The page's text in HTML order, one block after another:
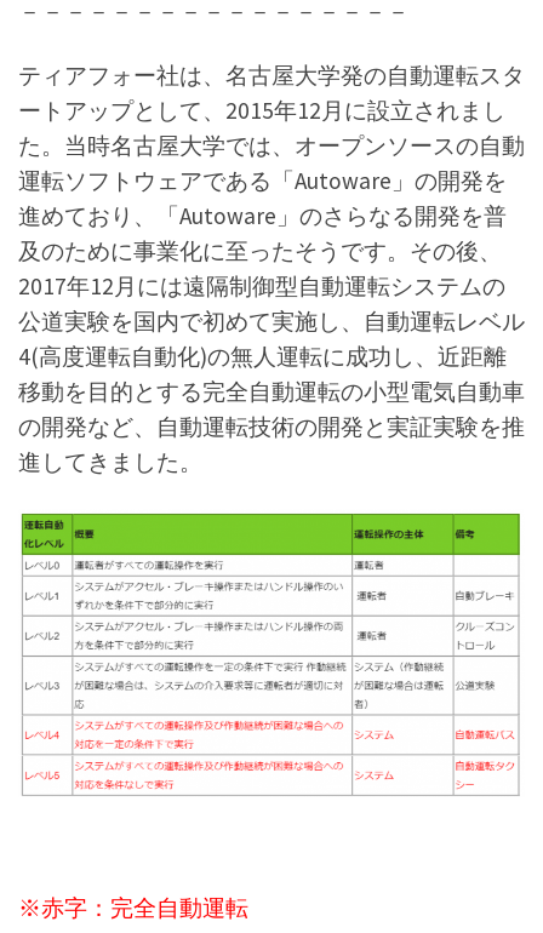
－－－－－－－－－－－－－－－－－
ティアフォー社は、名古屋大学発の自動運転スタ
ートアップとして、2015年12月に設立されまし
た。当時名古屋大学では、オープンソースの自動
運転ソフトウェアである「Autoware」の開発を
進めており、「Autoware」のさらなる開発を普
及のために事業化に至ったそうです。その後、
2017年12月には遠隔制御型自動運転システムの
公道実験を国内で初めて実施し、自動運転レベル
4(高度運転自動化)の無人運転に成功し、近距離
移動を目的とする完全自動運転の小型電気自動車
の開発など、自動運転技術の開発と実証実験を推
進してきました。
※赤字：完全自動運転